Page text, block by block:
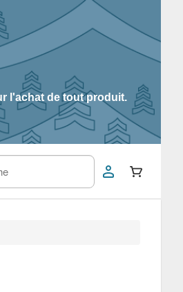
l'achat de tout produit.